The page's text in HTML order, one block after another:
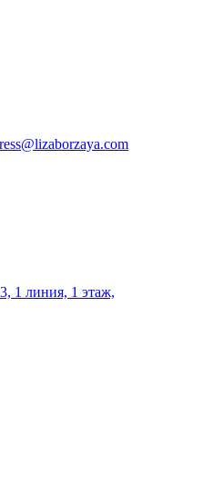
1 линия, 1 этаж,